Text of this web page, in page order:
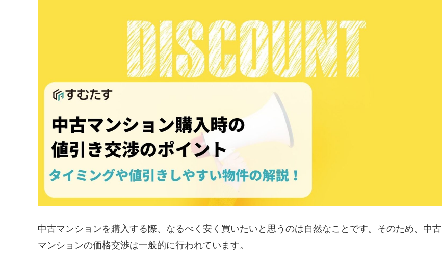
中古マンションを購入する際、なるべく安く買いたいと思うのは自然なことです。そのため、中古
マンションの価格交渉は一般的に行われています。